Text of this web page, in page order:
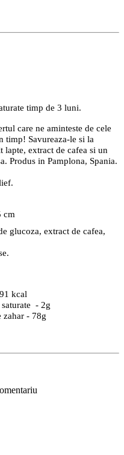
timp de 3 luni.
care ne aminteste de cele
timp! Savureaza-le si la
extract de cafea si un
Produs in Pamplona, Spania.
cm
glucoza, extract de cafea,
kcal
- 2g
zahar - 78g